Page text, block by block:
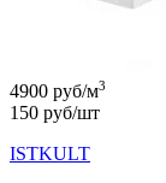
4900 руб/м3
150 руб/шт
ISTKULT